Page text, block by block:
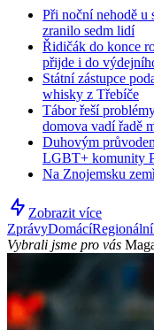
Při noční nehodě u
zranilo sedm lidí
Řidičák do konce
přijde i do
Státní zástupce
whisky z Třebíče
Tábor řeší
domova vadí řadě
Duhovým
LGBT+ komunity
Na Znojemsku
Zobrazit více
ZprávyDomácíRegionální
Vybrali jsme pro vás